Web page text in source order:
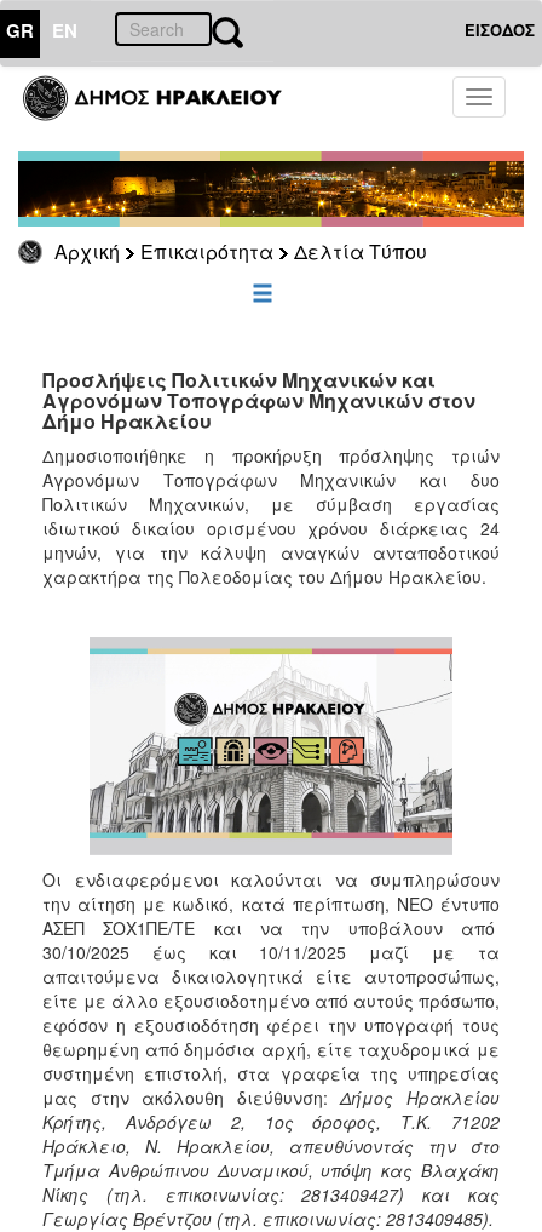
GR EN ΕΙΣΟΔΟΣ
Toggle
Αρχική Επικαιρότητα Δελτία Τύπου
ΕΠΙΚΑΙΡΟΤΗΤΑ
Τύπου
Αρχείο
ΕΠΙΣΚΕΠΤΗΣ
ΗΡΑΚΛΕΙΟ
Προσλήψεις Πολιτικών Μηχανικών και
Αγρονόμων Τοπογράφων Μηχανικών στον
Δήμο Ηρακλείου
Δημοσιοποιήθηκε η προκήρυξη πρόσληψης τριών
Αγρονόμων Τοπογράφων Μηχανικών και δυο
Πολιτικών Μηχανικών, με σύμβαση εργασίας
ιδιωτικού δικαίου ορισμένου χρόνου διάρκειας 24
μηνών, για την κάλυψη αναγκών ανταποδοτικού
χαρακτήρα της Πολεοδομίας του Δήμου Ηρακλείου.
Οι ενδιαφερόμενοι καλούνται να συμπληρώσουν
την αίτηση με κωδικό, κατά περίπτωση, ΝΕΟ έντυπο
ΑΣΕΠ ΣΟΧ1ΠΕ/ΤΕ και να την υποβάλουν από
30/10/2025 έως και 10/11/2025 μαζί με τα
απαιτούμενα δικαιολογητικά είτε αυτοπροσώπως,
είτε με άλλο εξουσιοδοτημένο από αυτούς πρόσωπο,
εφόσον η εξουσιοδότηση φέρει την υπογραφή τους
θεωρημένη από δημόσια αρχή, είτε ταχυδρομικά με
συστημένη επιστολή, στα γραφεία της υπηρεσίας
μας στην ακόλουθη διεύθυνση:Δήμος Ηρακλείου
Κρήτης, Ανδρόγεω 2, 1ος όροφος, Τ.Κ. 71202
Ηράκλειο, Ν. Ηρακλείου, απευθύνοντάς την στο
Τμήμα Ανθρώπινου Δυναμικού, υπόψη κας Βλαχάκη
Νίκης (τηλ. επικοινωνίας: 2813409427) και κας
Γεωργίας Βρέντζου (τηλ. επικοινωνίας: 2813409485).